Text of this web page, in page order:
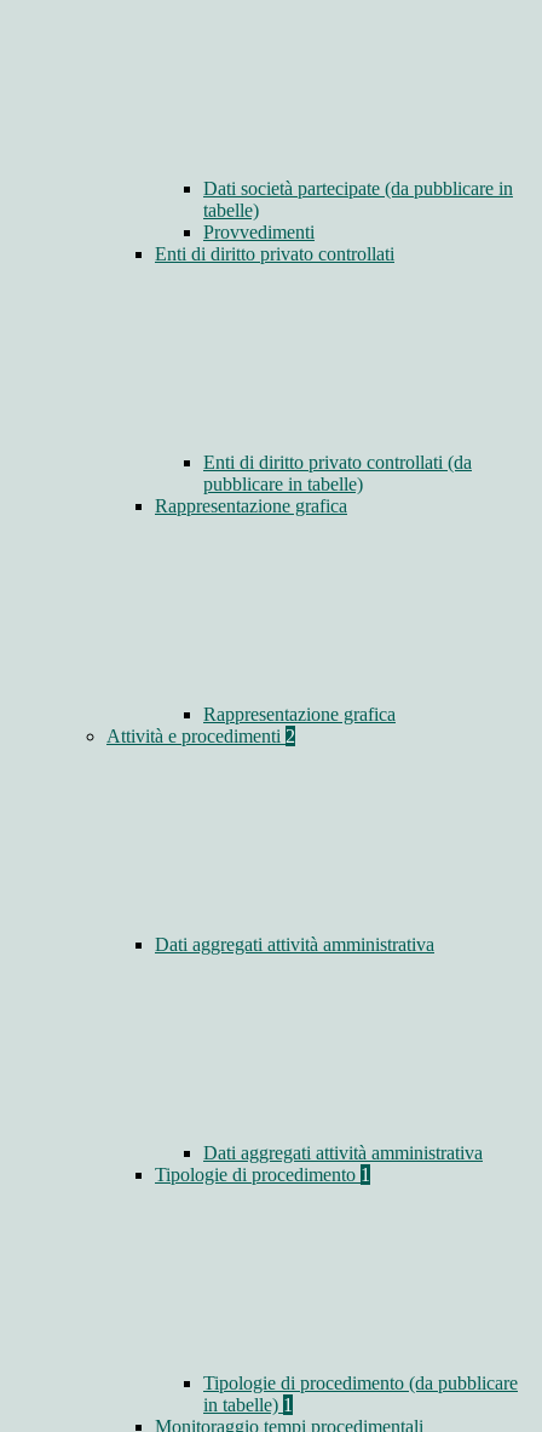
Dati società partecipate (da pubblicare in
tabelle)
Provvedimenti
Enti di diritto privato controllati
Enti di diritto privato controllati (da
pubblicare in tabelle)
Rappresentazione grafica
Rappresentazione grafica
Attività e procedimenti 2
Dati aggregati attività amministrativa
Dati aggregati attività amministrativa
Tipologie di procedimento 1
Tipologie di procedimento (da pubblicare
in tabelle) 1
Monitoraggio tempi procedimentali